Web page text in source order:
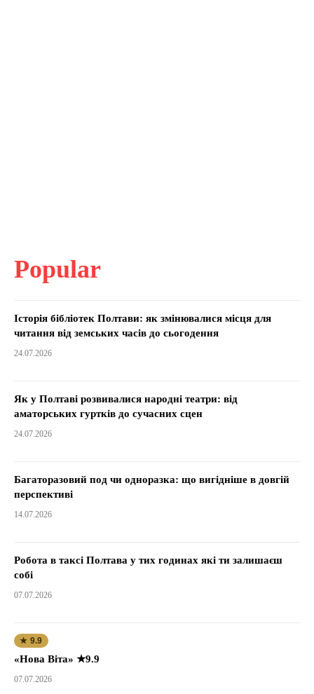
Popular
Історія бібліотек Полтави: як змінювалися місця для
читання від земських часів до сьогодення
24.07.2026
Як у Полтаві розвивалися народні театри: від
аматорських гуртків до сучасних сцен
24.07.2026
Багаторазовий под чи одноразка: що вигідніше в довгій
перспективі
14.07.2026
Робота в таксі Полтава у тих годинах які ти залишаєш
собі
07.07.2026
★ 9.9
«Нова Віта» ★9.9
07.07.2026